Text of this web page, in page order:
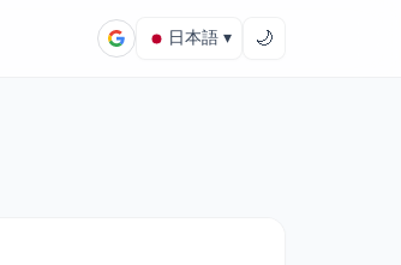
日本語 ▾ 🌙